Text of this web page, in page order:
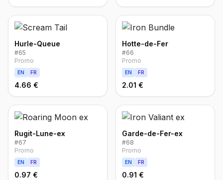
Hurle-Queue
#65
Promo
EN FR
4.66 €
Hotte-de-Fer
#66
Promo
EN FR
2.01 €
Rugit-Lune-ex
#67
Promo
EN FR
0.97 €
Garde-de-Fer-ex
#68
Promo
EN FR
0.91 €